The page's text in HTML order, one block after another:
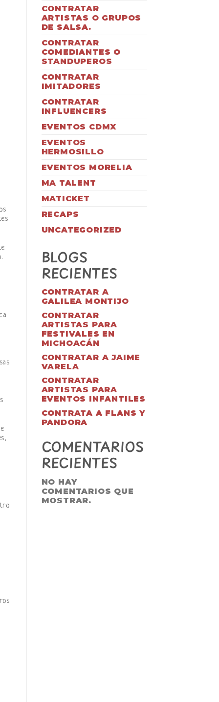
CONTRATAR
ARTISTAS O GRUPOS
DE SALSA.
CONTRATAR
COMEDIANTES O
STANDUPEROS
CONTRATAR
IMITADORES
CONTRATAR
INFLUENCERS
EVENTOS CDMX
EVENTOS
HERMOSILLO
EVENTOS MORELIA
MA TALENT
MATICKET
RECAPS
UNCATEGORIZED
BLOGS
RECIENTES
CONTRATAR A
GALILEA MONTIJO
CONTRATAR
ARTISTAS PARA
FESTIVALES EN
MICHOACÁN
CONTRATAR A JAIME
VARELA
CONTRATAR
ARTISTAS PARA
EVENTOS INFANTILES
CONTRATA A FLANS Y
PANDORA
COMENTARIOS
RECIENTES
NO HAY
COMENTARIOS QUE
MOSTRAR.